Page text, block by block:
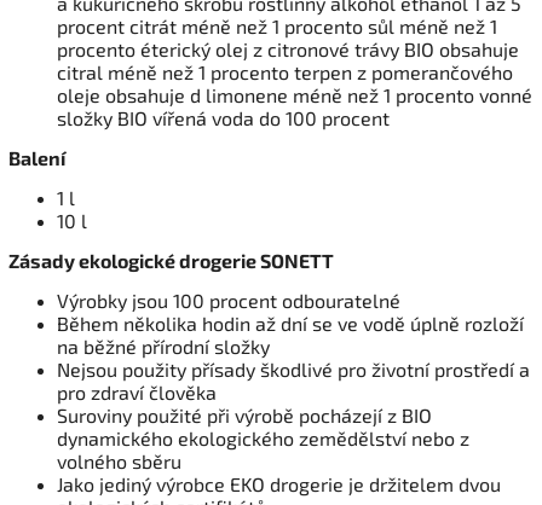
procent citrát méně než 1 procento sůl méně než 1
procento éterický olej z citronové trávy BIO obsahuje
citral méně než 1 procento terpen z pomerančového
oleje obsahuje d limonene méně než 1 procento vonné
složky BIO vířená voda do 100 procent
Balení
1 l
10 l
Zásady ekologické drogerie SONETT
Výrobky jsou 100 procent odbouratelné
Během několika hodin až dní se ve vodě úplně rozloží
na běžné přírodní složky
Nejsou použity přísady škodlivé pro životní prostředí a
pro zdraví člověka
Suroviny použité při výrobě pocházejí z BIO
dynamického ekologického zemědělství nebo z
volného sběru
Jako jediný výrobce EKO drogerie je držitelem dvou